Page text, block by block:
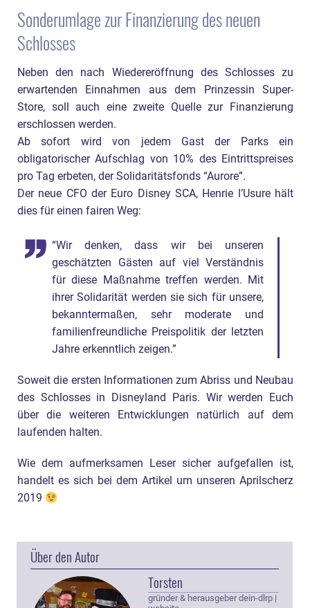
Sonderumlage zur Finanzierung des neuen
Schlosses
Neben den nach Wiedereröffnung des Schlosses zu
erwartenden Einnahmen aus dem Prinzessin Super-
Store, soll auch eine zweite Quelle zur Finanzierung
erschlossen werden.
Ab sofort wird von jedem Gast der Parks ein
obligatorischer Aufschlag von 10% des Eintrittspreises
pro Tag erbeten, der Solidaritätsfonds “Aurore”.
Der neue CFO der Euro Disney SCA, Henrie l’Usure hält
dies für einen fairen Weg:
“Wir denken, dass wir bei unseren
geschätzten Gästen auf viel Verständnis
für diese Maßnahme treffen werden. Mit
ihrer Solidarität werden sie sich für unsere,
bekanntermaßen, sehr moderate und
familienfreundliche Preispolitik der letzten
Jahre erkenntlich zeigen.”
Soweit die ersten Informationen zum Abriss und Neubau
des Schlosses in Disneyland Paris. Wir werden Euch
über die weiteren Entwicklungen natürlich auf dem
laufenden halten.
Wie dem aufmerksamen Leser sicher aufgefallen ist,
handelt es sich bei dem Artikel um unseren Aprilscherz
2019
Über den Autor
Torsten
gründer & herausgeber dein-dlrp |